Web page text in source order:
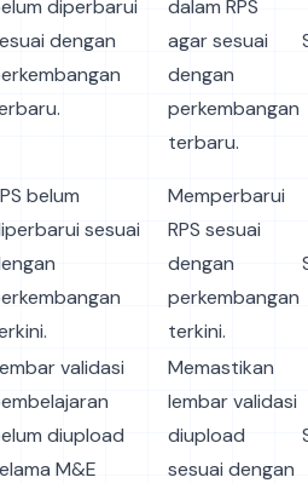
diperbarui
dengan
dalam RPS
agar sesuai
dengan
perkembangan
terbaru.
belum
sesuai
Memperbarui
RPS sesuai
dengan
perkembangan
terkini.
validasi
diupload
M&E
Memastikan
lembar validasi
diupload
sesuai dengan